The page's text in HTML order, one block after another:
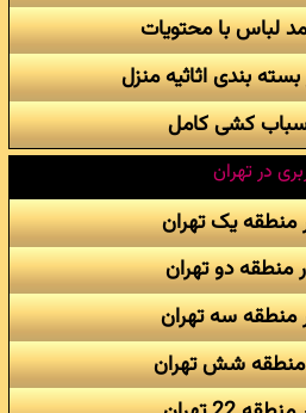
لباس با محتویات
بندی اثاثیه منزل
کشی کامل
در تهران
منطقه یک تهران
منطقه دو تهران
منطقه سه تهران
منطقه شش تهران